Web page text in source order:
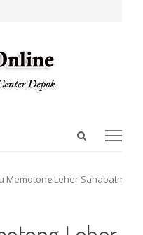
Open
Memotong Leher Sahabatmu”,